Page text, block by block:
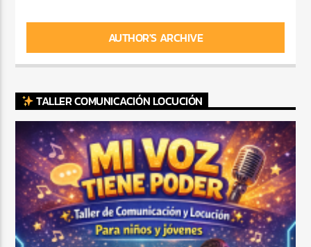
AUTHOR'S ARCHIVE
TALLER COMUNICACIÓN LOCUCIÓN